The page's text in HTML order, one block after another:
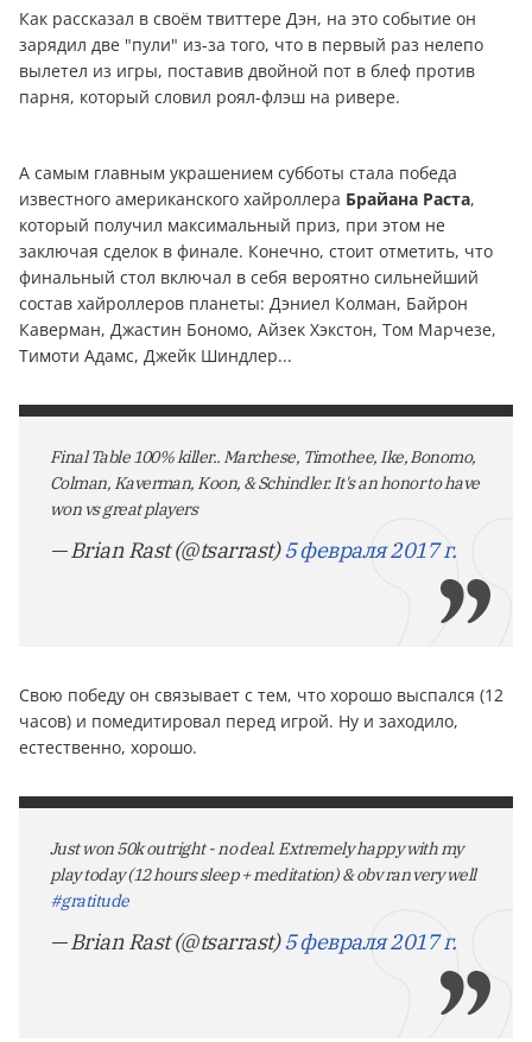
Как рассказал в своём твиттере Дэн, на это событие он
зарядил две "пули" из-за того, что в первый раз нелепо
вылетел из игры, поставив двойной пот в блеф против
парня, который словил роял-флэш на ривере.
А самым главным украшением субботы стала победа
известного американского хайроллера Брайана Раста,
который получил максимальный приз, при этом не
заключая сделок в финале. Конечно, стоит отметить, что
финальный стол включал в себя вероятно сильнейший
состав хайроллеров планеты: Дэниел Колман, Байрон
Каверман, Джастин Бономо, Айзек Хэкстон, Том Марчезе,
Тимоти Адамс, Джейк Шиндлер...
Final Table 100% killer.. Marchese, Timothee, Ike, Bonomo,
Colman, Kaverman, Koon, & Schindler. It's an honor to have
won vs great players
— Brian Rast (@tsarrast)5 февраля 2017 г.
Свою победу он связывает с тем, что хорошо выспался (12
часов) и помедитировал перед игрой. Ну и заходило,
естественно, хорошо.
Just won 50k outright - no deal. Extremely happy with my
play today (12 hours sleep + meditation) & obv ran very well
#gratitude
— Brian Rast (@tsarrast)5 февраля 2017 г.